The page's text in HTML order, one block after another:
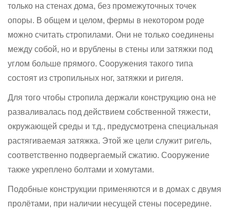
только на стенах дома, без промежуточных точек
опоры. В общем и целом, фермы в некотором роде
можно считать стропилами. Они не только соединены
между собой, но и врублены в стены или затяжки под
углом больше прямого. Сооружения такого типа
состоят из стропильных ног, затяжки и ригеля.
Для того чтобы стропила держали конструкцию она не
разваливалась под действием собственной тяжести,
окружающей среды и т.д., предусмотрена специальная
растягиваемая затяжка. Этой же цели служит ригель,
соответственно подвергаемый сжатию. Сооружение
также укреплено болтами и хомутами.
Подобные конструкции применяются и в домах с двумя
пролётами, при наличии несущей стены посередине.